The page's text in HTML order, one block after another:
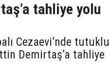
tahliye yolu
Cezaevi’nde tutuklu
Demirtaş’a tahliye